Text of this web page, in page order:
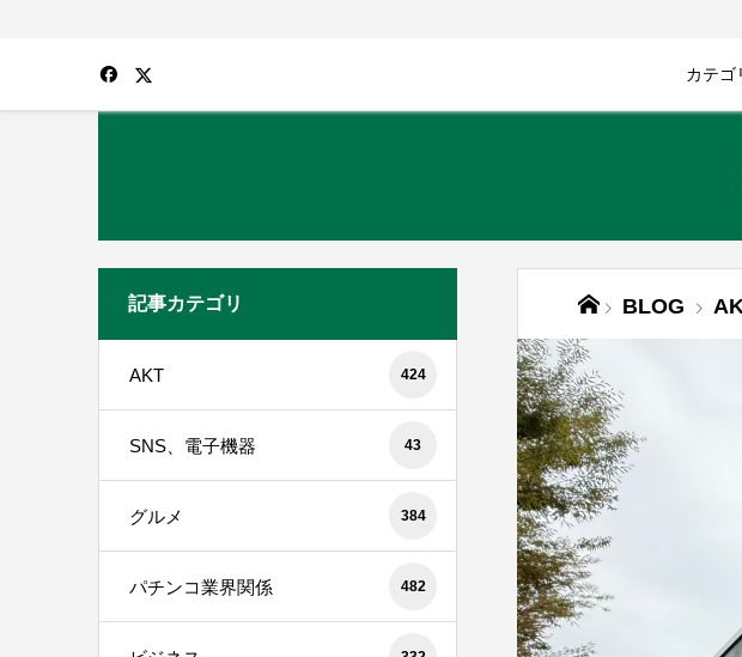
カテゴ
BLOG
記事カテゴリ
AKT 424
SNS、電子機器 43
グルメ 384
パチンコ業界関係 482